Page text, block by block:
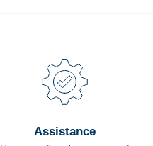
Assistance